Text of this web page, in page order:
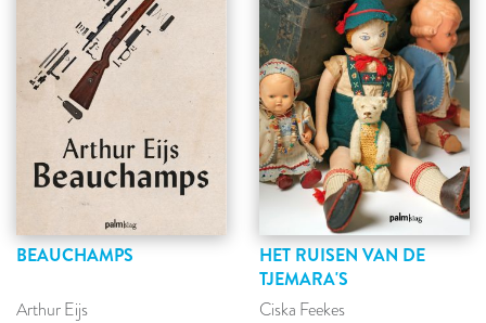
BEAUCHAMPS
Arthur Eijs
HET RUISEN VAN DE
TJEMARA'S
Ciska Feekes